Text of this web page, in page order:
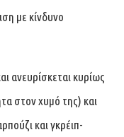
με κίνδυνο
ανευρίσκεται κυρίως
στον χυμό της) και
και γκρέιπ-